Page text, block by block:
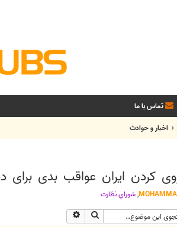
تماس با ما
اخبار و حوادث
کردن ایران عواقب بدی برای
,شوراي نظارت
جستجو